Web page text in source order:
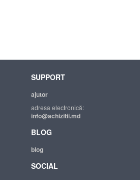
SUPPORT
ajutor
adresa electronică:
info@achizitii.md
BLOG
blog
SOCIAL